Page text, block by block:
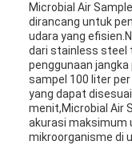
Microbial Air
dirancang untuk
udara yang
dari stainless steel
penggunaan
sampel 100 liter
yang dapat
menit,Microbial Air
akurasi maksimum
mikroorganisme di